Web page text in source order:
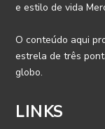
e estilo de vida
O conteúdo aqui
estrela de três
globo.
LINKS